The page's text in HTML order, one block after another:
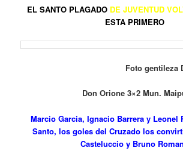
EL SANTO PLAGADO DE JUVENTUD
ESTA PRIMERO
Foto gentileza
Don Orione 3×2 Mun.
Marcio Garcia, Ignacio Barrera y Leonel
Santo, los goles del Cruzado los
Casteluccio y Bruno